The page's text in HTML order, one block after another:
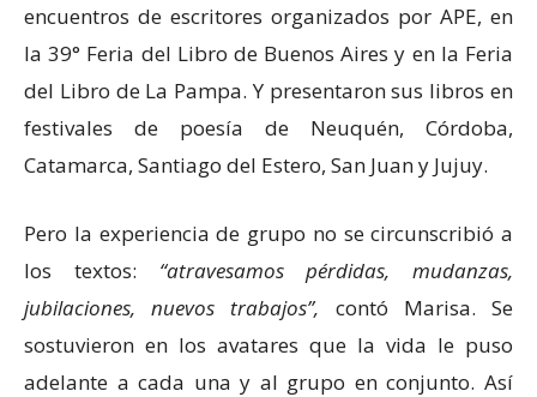
encuentros de escritores organizados por APE, en
la 39° Feria del Libro de Buenos Aires y en la Feria
del Libro de La Pampa. Y presentaron sus libros en
festivales de poesía de Neuquén, Córdoba,
Catamarca, Santiago del Estero, San Juan y Jujuy.
Pero la experiencia de grupo no se circunscribió a
los textos: “atravesamos pérdidas, mudanzas,
jubilaciones, nuevos trabajos”, contó Marisa. Se
sostuvieron en los avatares que la vida le puso
adelante a cada una y al grupo en conjunto. Así